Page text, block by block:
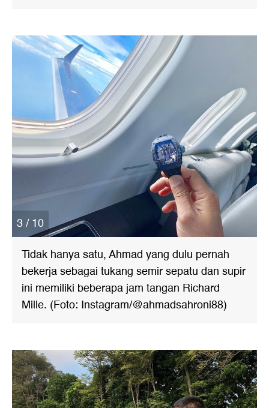
3 / 10
Tidak hanya satu, Ahmad yang dulu pernah
bekerja sebagai tukang semir sepatu dan supir
ini memiliki beberapa jam tangan Richard
Mille. (Foto: Instagram/@ahmadsahroni88)